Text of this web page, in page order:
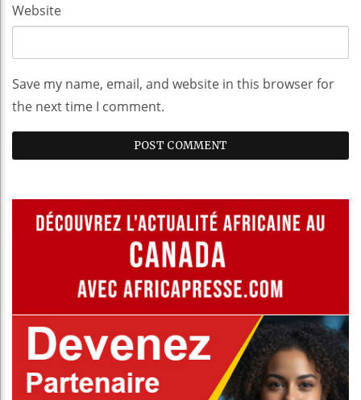
Website
Save my name, email, and website in this browser for
the next time I comment.